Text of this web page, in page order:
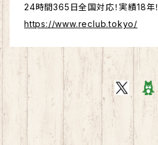
24時間365日全国対応！実績18年！
https://www.reclub.tokyo/